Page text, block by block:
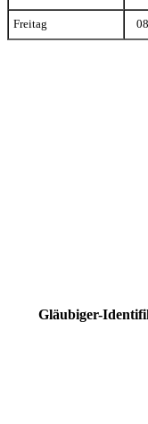
Freitag
Gläubiger-